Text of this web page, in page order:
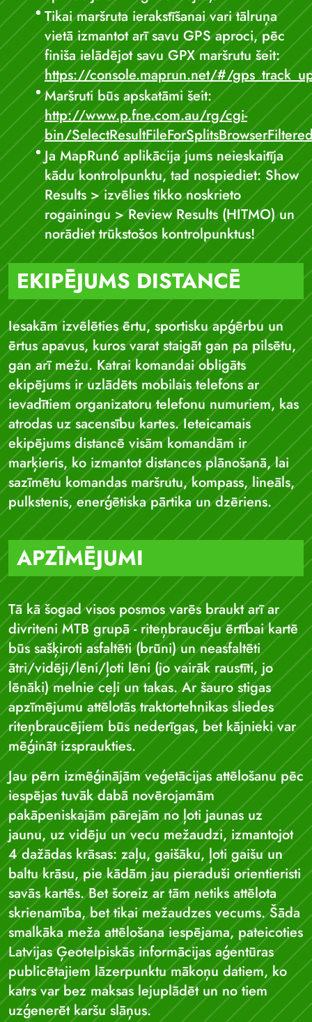
Tikai maršruta ierakstīšanai vari tālruņa
vietā izmantot arī savu GPS aproci, pēc
finiša ielādējot savu GPX maršrutu šeit:
https://console.maprun.net/#/
Maršruti būs apskatāmi šeit:
http://www.p.fne.com.au/rg/cgi-
bin/
Ja MapRun6 aplikācija jums neieskaitīja
kādu kontrolpunktu, tad nospiediet: Show
Results > izvēlies tikko noskrieto
rogainingu > Review Results (HITMO) un
norādiet trūkstošos kontrolpunktus!
EKIPĒJUMS DISTANCĒ
Iesakām izvēlēties ērtu, sportisku apģērbu un
ērtus apavus, kuros varat staigāt gan pa pilsētu,
gan arī mežu. Katrai komandai obligāts
ekipējums ir uzlādēts mobilais telefons ar
ievadītiem organizatoru telefonu numuriem, kas
atrodas uz sacensību kartes. Ieteicamais
ekipējums distancē visām komandām ir
marķieris, ko izmantot distances plānošanā, lai
sazīmētu komandas maršrutu, kompass, lineāls,
pulkstenis, enerģētiska pārtika un dzēriens.
APZĪMĒJUMI
Tā kā šogad visos posmos varēs braukt arī ar
divriteni MTB grupā - riteņbraucēju ērtībai kartē
būs sašķiroti asfaltēti (brūni) un neasfaltēti
ātri/vidēji/lēni/ļoti lēni (jo vairāk raustīti, jo
lēnāki) melnie ceļi un takas. Ar šauro stigas
apzīmējumu attēlotās traktortehnikas sliedes
riteņbraucējiem būs nederīgas, bet kājnieki var
mēģināt izspraukties.
Jau pērn izmēģinājām veģetācijas attēlošanu pēc
iespējas tuvāk dabā novērojamām
pakāpeniskajām pārejām no ļoti jaunas uz
jaunu, uz vidēju un vecu mežaudzi, izmantojot
4 dažādas krāsas: zaļu, gaišāku, ļoti gaišu un
baltu krāsu, pie kādām jau pieraduši orientieristi
savās kartēs. Bet šoreiz ar tām netiks attēlota
skrienamība, bet tikai mežaudzes vecums. Šāda
smalkāka meža attēlošana iespējama, pateicoties
Latvijas Ģeotelpiskās informācijas aģentūras
publicētajiem lāzerpunktu mākoņu datiem, ko
katrs var bez maksas lejuplādēt un no tiem
uzģenerēt karšu slāņus.